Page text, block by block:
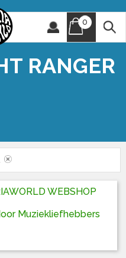
0
RANGER
WEBSHOP
Muziekliefhebbers